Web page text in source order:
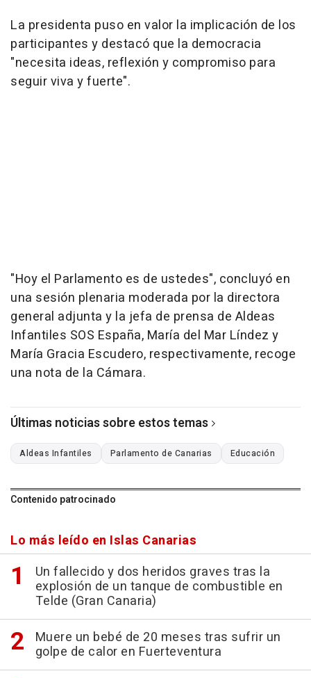
La presidenta puso en valor la implicación de los
participantes y destacó que la democracia
"necesita ideas, reflexión y compromiso para
seguir viva y fuerte".
"Hoy el Parlamento es de ustedes", concluyó en
una sesión plenaria moderada por la directora
general adjunta y la jefa de prensa de Aldeas
Infantiles SOS España, María del Mar Líndez y
María Gracia Escudero, respectivamente, recoge
una nota de la Cámara.
Últimas noticias sobre estos temas
Aldeas Infantiles Parlamento de Canarias Educación
Contenido patrocinado
Lo más leído en Islas Canarias
Un fallecido y dos heridos graves tras la
explosión de un tanque de combustible en
Telde (Gran Canaria)
Muere un bebé de 20 meses tras sufrir un
golpe de calor en Fuerteventura